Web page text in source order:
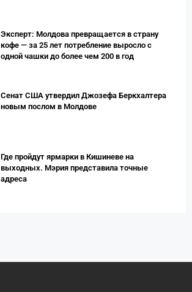
Эксперт: Молдова превращается в страну
кофе — за 25 лет потребление выросло с
одной чашки до более чем 200 в год
Сенат США утвердил Джозефа Беркхалтера
новым послом в Молдове
Где пройдут ярмарки в Кишиневе на
выходных. Мэрия представила точные
адреса